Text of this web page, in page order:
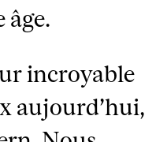
âge.
incroyable
aujourd’hui,